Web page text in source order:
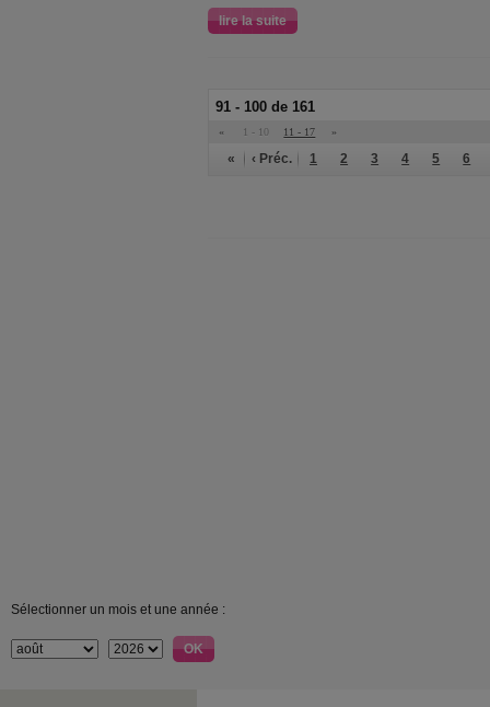
lire la suite
91 - 100 de 161
« 1 - 10 11 - 17 »
« ‹ Préc. 1 2 3 4 5 6
Sélectionner un mois et une année :